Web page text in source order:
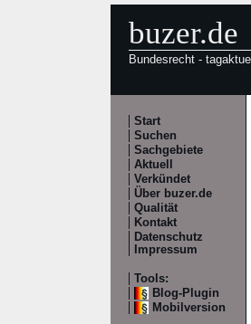
buzer.de
Bundesrecht -
Start
Suchen
Sachgebiete
Aktuell
Verkündet
Über buzer.de
Qualität
Kontakt
Datenschutz
Impressum
Tools:
Blog-Plugin
Mobilversion